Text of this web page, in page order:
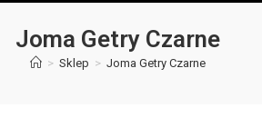
Joma Getry Czarne
> Sklep > Joma Getry Czarne